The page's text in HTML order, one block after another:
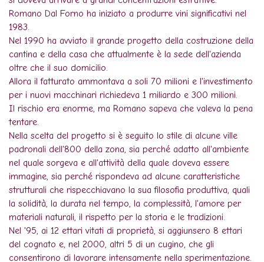
Romano Dal Forno ha iniziato a produrre vini significativi nel
1983.
Nel 1990 ha avviato il grande progetto della costruzione della
cantina e della casa che attualmente è la sede dell'azienda
oltre che il suo domicilio.
Allora il fatturato ammontava a soli 70 milioni e l'investimento
per i nuovi macchinari richiedeva 1 miliardo e 300 milioni.
Il rischio era enorme, ma Romano sapeva che valeva la pena
tentare.
Nella scelta del progetto si è seguito lo stile di alcune ville
padronali dell'800 della zona, sia perché adatto all'ambiente
nel quale sorgeva e all'attività della quale doveva essere
immagine, sia perché rispondeva ad alcune caratteristiche
strutturali che rispecchiavano la sua filosofia produttiva, quali
la solidità, la durata nel tempo, la complessità, l'amore per
materiali naturali, il rispetto per la storia e le tradizioni.
Nel '95, ai 12 ettari vitati di proprietà, si aggiunsero 8 ettari
del cognato e, nel 2000, altri 5 di un cugino, che gli
consentirono di lavorare intensamente nella sperimentazione.